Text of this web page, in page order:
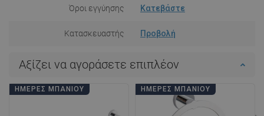
Όροι εγγύησης Κατεβάστε
Κατασκευαστής Προβολή
Αξίζει να αγοράσετε επιπλέον
ΗΜΈΡΕΣ ΜΠΆΝΙΟΥ ΗΜΈΡΕΣ ΜΠΆΝΙΟΥ